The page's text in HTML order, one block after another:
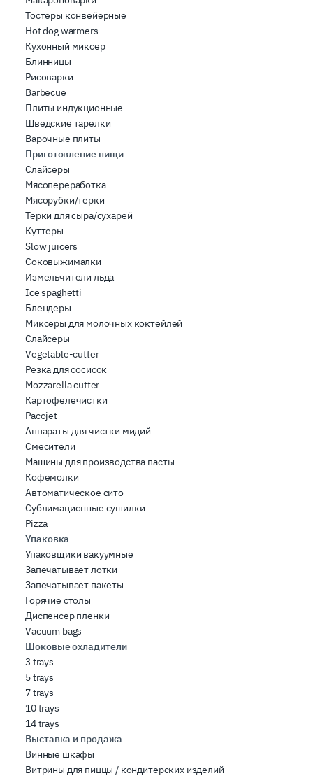
Тостеры конвейерные
Hot dog warmers
Кухонный миксер
Блинницы
Рисоварки
Barbecue
Плиты индукционные
Шведские тарелки
Варочные плиты
Приготовление пищи
Слайсеры
Мясопереработка
Мясорубки/терки
Терки для сыра/сухарей
Куттеры
Slow juicers
Соковыжималки
Измельчители льда
Ice spaghetti
Блендеры
Миксеры для молочных коктейлей
Слайсеры
Vegetable-cutter
Резка для сосисок
Mozzarella cutter
Картофелечистки
Pacojet
Аппараты для чистки мидий
Смесители
Машины для производства пасты
Кофемолки
Автоматическое сито
Сублимационные сушилки
Pizza
Упаковка
Упаковщики вакуумные
Запечатывает лотки
Запечатывает пакеты
Горячие столы
Диспенсер пленки
Vacuum bags
Шоковые охладители
3 trays
5 trays
7 trays
10 trays
14 trays
Выставка и продажа
Винные шкафы
Витрины для пиццы / кондитерских изделий